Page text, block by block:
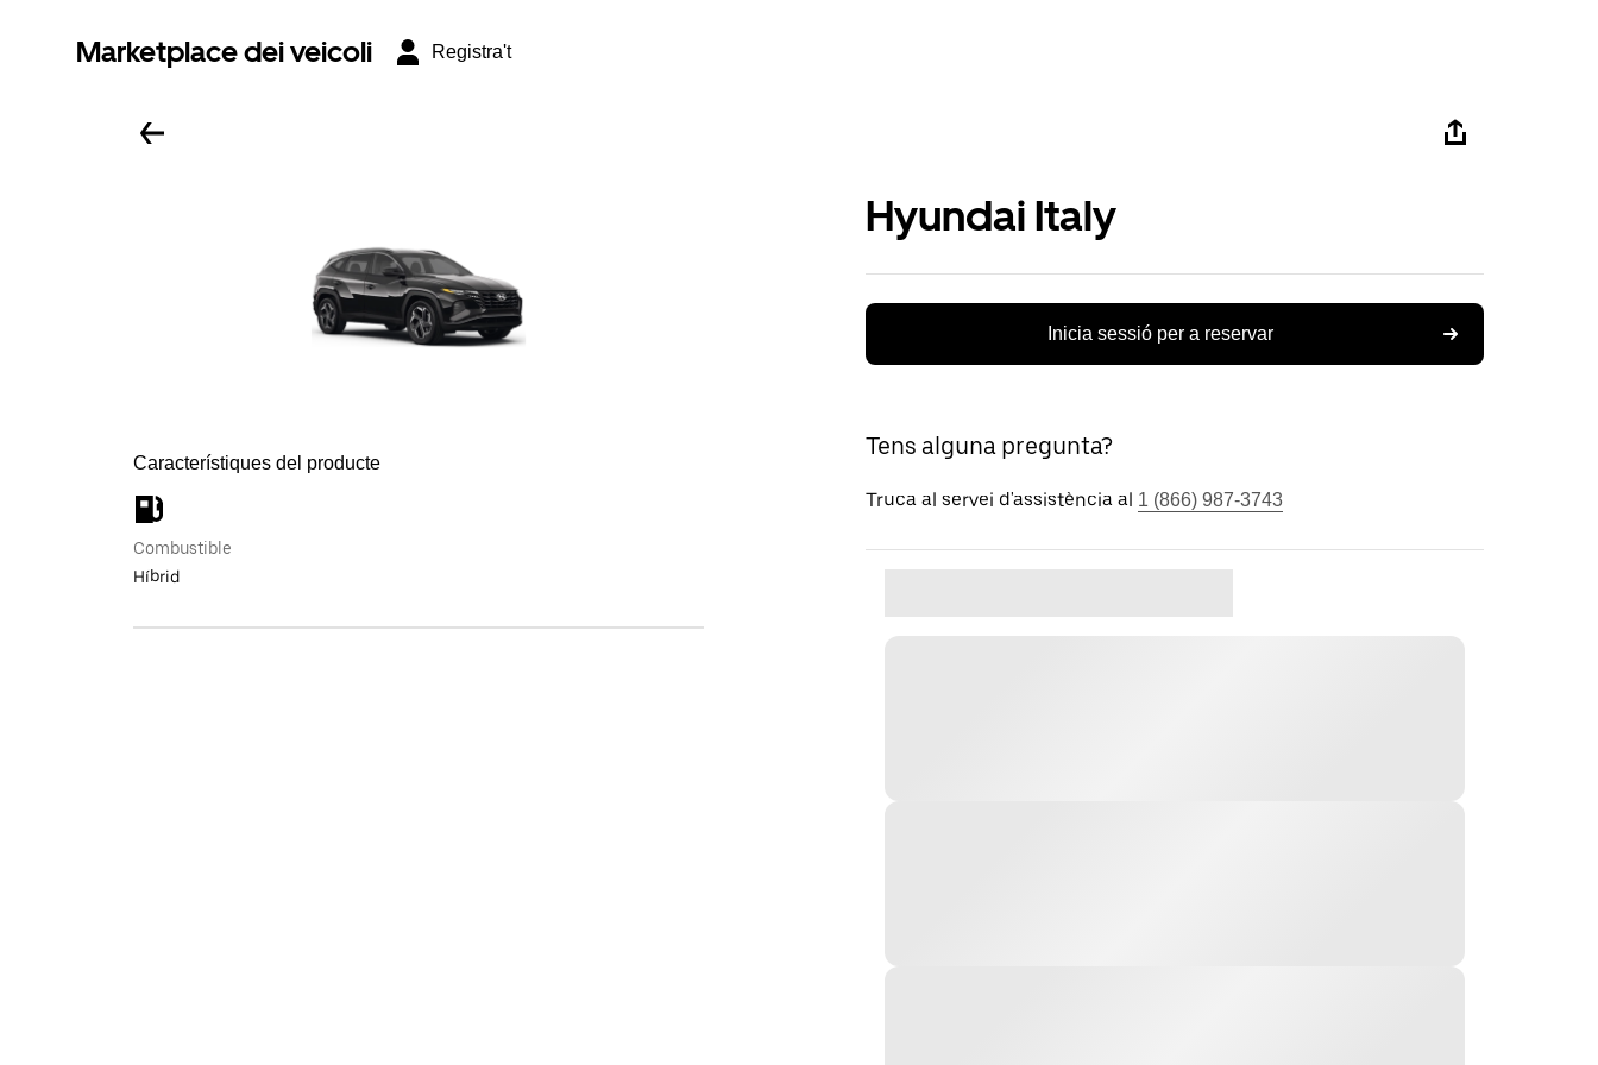
Marketplace dei veicoli Registra't
Característiques del producte
Combustible
Híbrid
Hyundai Italy
Inicia sessió per a reservar
Tens alguna pregunta?
Truca al servei d'assistència al 1 (866) 987-3743